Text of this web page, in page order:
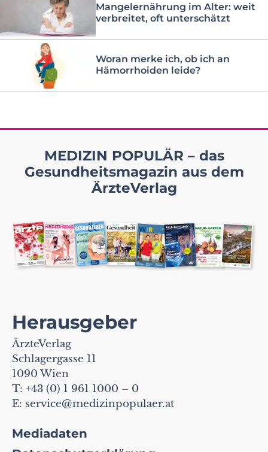
Mangelernährung im Alter: weit
verbreitet, oft unterschätzt
Woran merke ich, ob ich an
Hämorrhoiden leide?
MEDIZIN POPULÄR – das
Gesundheitsmagazin aus dem
ÄrzteVerlag
Herausgeber
ÄrzteVerlag
Schlagergasse 11
1090 Wien
T: +43 (0) 1 961 1000 – 0
E: service@medizinpopulaer.at
Mediadaten